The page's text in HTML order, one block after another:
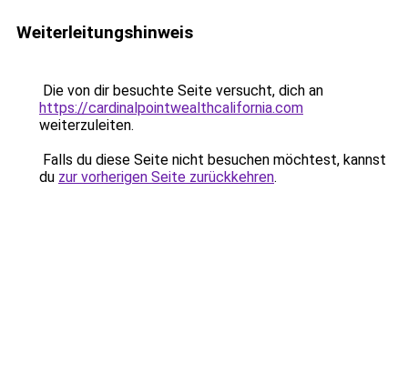
Weiterleitungshinweis
Die von dir besuchte Seite versucht, dich an
https://cardinalpointwealthcalifornia.com
weiterzuleiten.
Falls du diese Seite nicht besuchen möchtest, kannst
du zur vorherigen Seite zurückkehren.